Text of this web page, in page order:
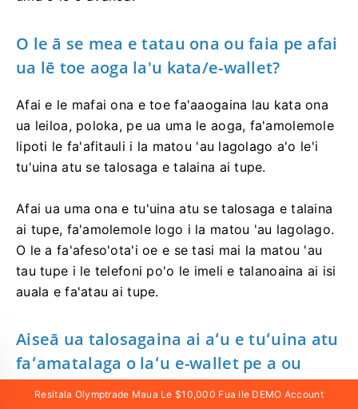
O le ā se mea e tatau ona ou faia pe afai
ua lē toe aoga la'u kata/e-wallet?
Afai e le mafai ona e toe fa'aaogaina lau kata ona
ua leiloa, poloka, pe ua uma le aoga, fa'amolemole
lipoti le fa'afitauli i la matou 'au lagolago a'o le'i
tu'uina atu se talosaga e talaina ai tupe.
Afai ua uma ona e tu'uina atu se talosaga e talaina
ai tupe, fa'amolemole logo i la matou 'au lagolago.
O le a fa'afeso'ota'i oe e se tasi mai la matou 'au
tau tupe i le telefoni po'o le imeli e talanoaina ai isi
auala e fa'atau ai tupe.
Aiseā ua talosagaina ai aʻu e tuʻuina atu
faʻamatalaga o laʻu e-wallet pe a ou
manaʻo e talaina tupe i laʻu kata
Resitala Olymptrade Maua Le $10,000 Fua Ile DEMO Account